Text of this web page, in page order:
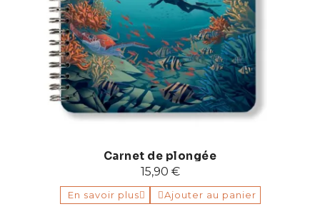
Carnet de plongée
15,90 €
En savoir plus Ajouter au panier